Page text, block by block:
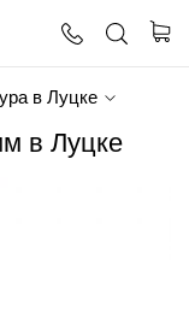
в Луцке
в Луцке